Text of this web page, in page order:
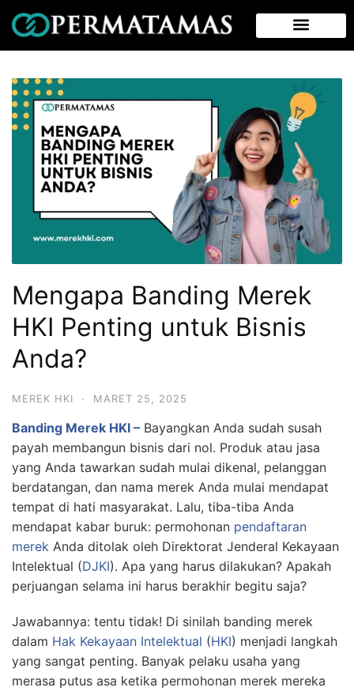
Mengapa Banding Merek
HKI Penting untuk Bisnis
Anda?
MEREK HKI · MARET 25, 2025
Banding Merek HKI – Bayangkan Anda sudah susah
payah membangun bisnis dari nol. Produk atau jasa
yang Anda tawarkan sudah mulai dikenal, pelanggan
berdatangan, dan nama merek Anda mulai mendapat
tempat di hati masyarakat. Lalu, tiba-tiba Anda
mendapat kabar buruk: permohonan pendaftaran
merek Anda ditolak oleh Direktorat Jenderal Kekayaan
Intelektual (DJKI). Apa yang harus dilakukan? Apakah
perjuangan selama ini harus berakhir begitu saja?
Jawabannya: tentu tidak! Di sinilah banding merek
dalam Hak Kekayaan Intelektual (HKI) menjadi langkah
yang sangat penting. Banyak pelaku usaha yang
merasa putus asa ketika permohonan merek mereka